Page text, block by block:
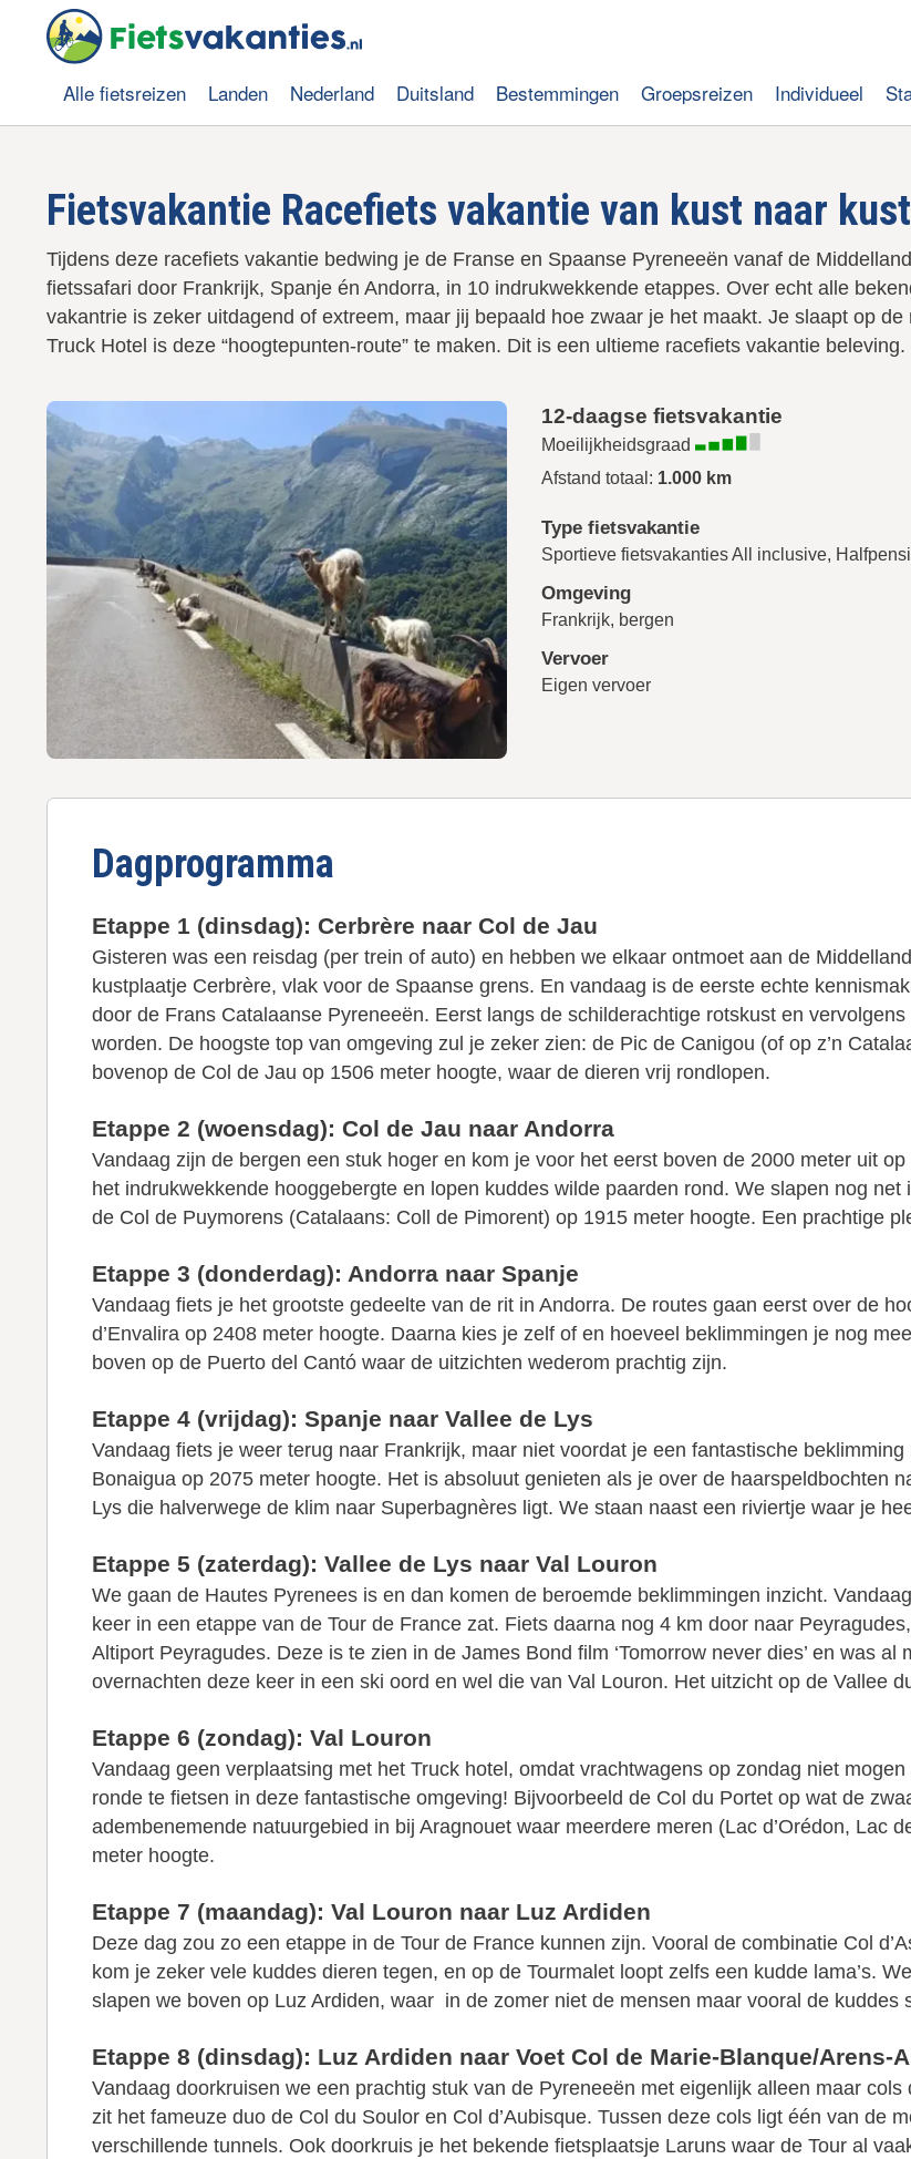
l
Hoofdnavigatie
Alle fietsreizen Landen Nederland Duitsland Bestemmingen Groepsreizen Individueel
Fietsvakantie Racefiets vakantie van kust naar
Tijdens deze racefiets vakantie bedwing je de Franse en Spaanse Pyreneeën vanaf de
fietssafari door Frankrijk, Spanje én Andorra, in 10 indrukwekkende etappes. Over echt alle
vakantrie is zeker uitdagend of extreem, maar jij bepaald hoe zwaar je het maakt. Je slaapt op
Truck Hotel is deze “hoogtepunten-route” te maken. Dit is een ultieme racefiets vakantie beleving.
12-daagse fietsvakantie
Moeilijkheidsgraad
Afstand totaal: 1.000 km
Type fietsvakantie
Sportieve fietsvakantiesAll inclusive,
Omgeving
Frankrijk, bergen
Vervoer
Eigen vervoer
Dagprogramma
Etappe 1 (dinsdag): Cerbrère naar Col de Jau
Gisteren was een reisdag (per trein of auto) en hebben we elkaar ontmoet aan de
kustplaatje Cerbrère, vlak voor de Spaanse grens. En vandaag is de eerste echte
door de Frans Catalaanse Pyreneeën. Eerst langs de schilderachtige rotskust en
worden. De hoogste top van omgeving zul je zeker zien: de Pic de Canigou (of op z’n
bovenop de Col de Jau op 1506 meter hoogte, waar de dieren vrij rondlopen.
Etappe 2 (woensdag): Col de Jau naar Andorra
Vandaag zijn de bergen een stuk hoger en kom je voor het eerst boven de 2000 meter uit
het indrukwekkende hooggebergte en lopen kuddes wilde paarden rond. We slapen nog
de Col de Puymorens (Catalaans: Coll de Pimorent) op 1915 meter hoogte. Een prachtige
Etappe 3 (donderdag): Andorra naar Spanje
Vandaag fiets je het grootste gedeelte van de rit in Andorra. De routes gaan eerst over de
d’Envalira op 2408 meter hoogte. Daarna kies je zelf of en hoeveel beklimmingen je nog
boven op de Puerto del Cantó waar de uitzichten wederom prachtig zijn.
Etappe 4 (vrijdag): Spanje naar Vallee de Lys
Vandaag fiets je weer terug naar Frankrijk, maar niet voordat je een fantastische
Bonaigua op 2075 meter hoogte. Het is absoluut genieten als je over de haarspeldbochten
Lys die halverwege de klim naar Superbagnères ligt. We staan naast een riviertje waar je
Etappe 5 (zaterdag): Vallee de Lys naar Val Louron
We gaan de Hautes Pyrenees is en dan komen de beroemde beklimmingen inzicht.
keer in een etappe van de Tour de France zat. Fiets daarna nog 4 km door naar
Altiport Peyragudes. Deze is te zien in de James Bond film ‘Tomorrow never dies’ en was
overnachten deze keer in een ski oord en wel die van Val Louron. Het uitzicht op de Vallee
Etappe 6 (zondag): Val Louron
Vandaag geen verplaatsing met het Truck hotel, omdat vrachtwagens op zondag niet
ronde te fietsen in deze fantastische omgeving! Bijvoorbeeld de Col du Portet op wat de
adembenemende natuurgebied in bij Aragnouet waar meerdere meren (Lac d’Orédon, Lac
meter hoogte.
Etappe 7 (maandag): Val Louron naar Luz Ardiden
Deze dag zou zo een etappe in de Tour de France kunnen zijn. Vooral de combinatie Col
kom je zeker vele kuddes dieren tegen, en op de Tourmalet loopt zelfs een kudde lama’s.
slapen we boven op Luz Ardiden, waar in de zomer niet de mensen maar vooral de kuddes
Etappe 8 (dinsdag): Luz Ardiden naar Voet Col de Marie-Blanque/Arens-
Vandaag doorkruisen we een prachtig stuk van de Pyreneeën met eigenlijk alleen maar
zit het fameuze duo de Col du Soulor en Col d’Aubisque. Tussen deze cols ligt één van de
verschillende tunnels. Ook doorkruis je het bekende fietsplaatsje Laruns waar de Tour al